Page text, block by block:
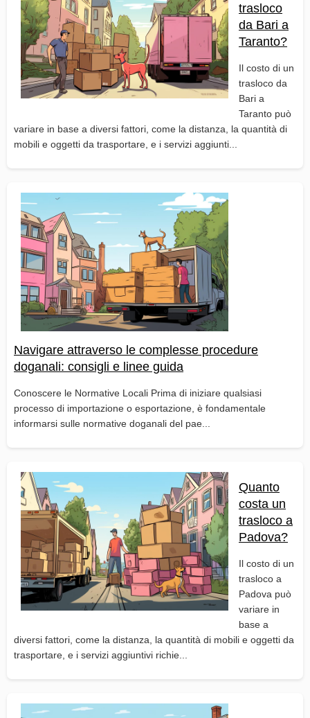
trasloco
da Bari a
Taranto?
Il costo di un
trasloco da
Bari a
Taranto può
variare in base a diversi fattori, come la distanza, la quantità di
mobili e oggetti da trasportare, e i servizi aggiunti...
Navigare attraverso le complesse procedure
doganali: consigli e linee guida
Conoscere le Normative Locali Prima di iniziare qualsiasi
processo di importazione o esportazione, è fondamentale
informarsi sulle normative doganali del pae...
Quanto
costa un
trasloco a
Padova?
Il costo di un
trasloco a
Padova può
variare in
base a
diversi fattori, come la distanza, la quantità di mobili e oggetti da
trasportare, e i servizi aggiuntivi richie...